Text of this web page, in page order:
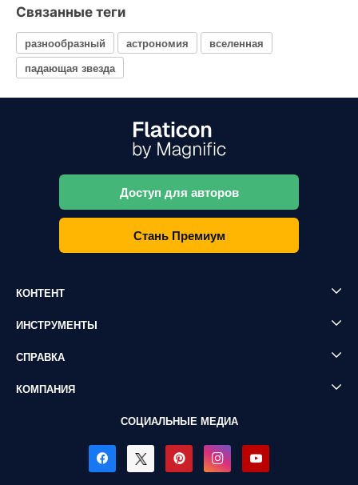
Связанные теги
разнообразный астрономия
вселенная
падающая звезда
Доступ для авторов
Стань Премиум
КОНТЕНТ
ИНСТРУМЕНТЫ
СПРАВКА
КОМПАНИЯ
СОЦИАЛЬНЫЕ МЕДИА